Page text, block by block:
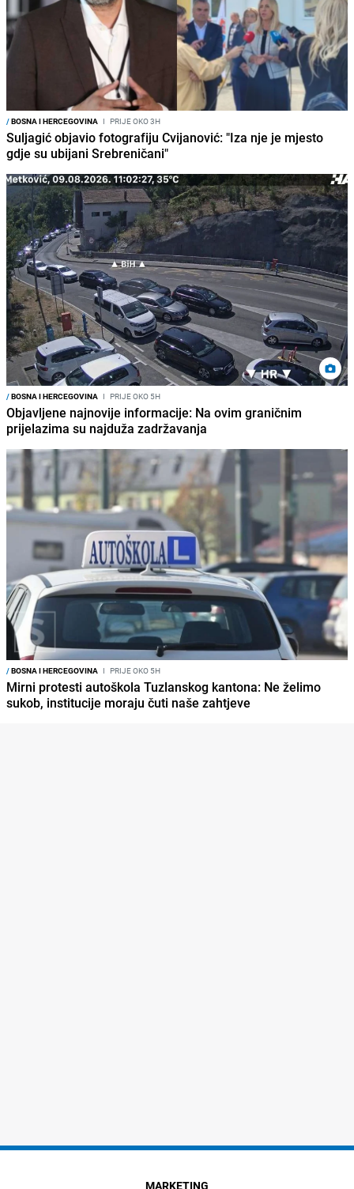
/BOSNA I HERCEGOVINA I PRIJE OKO 3H
Suljagić objavio fotografiju Cvijanović: "Iza nje je mjesto
gdje su ubijani Srebreničani"
/BOSNA I HERCEGOVINA I PRIJE OKO 5H
Objavljene najnovije informacije: Na ovim graničnim
prijelazima su najduža zadržavanja
/BOSNA I HERCEGOVINA I PRIJE OKO 5H
Mirni protesti autoškola Tuzlanskog kantona: Ne želimo
sukob, institucije moraju čuti naše zahtjeve
MARKETING